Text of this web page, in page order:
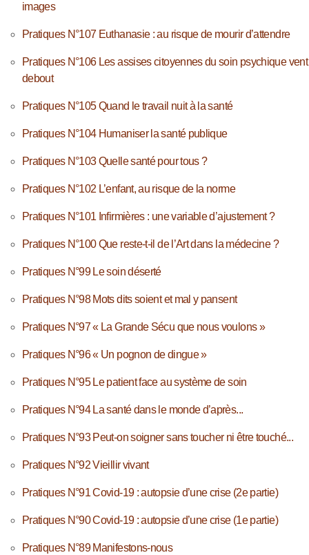
images
Pratiques N°107 Euthanasie : au risque de mourir d’attendre
Pratiques N°106 Les assises citoyennes du soin psychique vent
debout
Pratiques N°105 Quand le travail nuit à la santé
Pratiques N°104 Humaniser la santé publique
Pratiques N°103 Quelle santé pour tous ?
Pratiques N°102 L’enfant, au risque de la norme
Pratiques N°101 Infirmières : une variable d’ajustement ?
Pratiques N°100 Que reste-t-il de l’Art dans la médecine ?
Pratiques N°99 Le soin déserté
Pratiques N°98 Mots dits soient et mal y pansent
Pratiques N°97 « La Grande Sécu que nous voulons »
Pratiques N°96 « Un pognon de dingue »
Pratiques N°95 Le patient face au système de soin
Pratiques N°94 La santé dans le monde d’après...
Pratiques N°93 Peut-on soigner sans toucher ni être touché...
Pratiques N°92 Vieillir vivant
Pratiques N°91 Covid-19 : autopsie d’une crise (2e partie)
Pratiques N°90 Covid-19 : autopsie d’une crise (1e partie)
Pratiques N°89 Manifestons-nous